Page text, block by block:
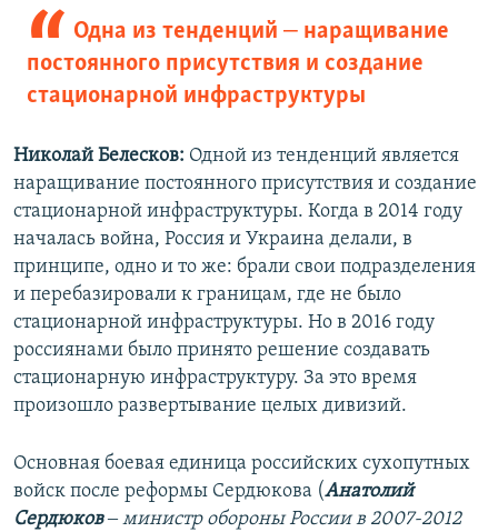
Одна из тенденций ‒ наращивание
постоянного присутствия и создание
стационарной инфраструктуры
Николай Белесков: Одной из тенденций является
наращивание постоянного присутствия и создание
стационарной инфраструктуры. Когда в 2014 году
началась война, Россия и Украина делали, в
принципе, одно и то же: брали свои подразделения
и перебазировали к границам, где не было
стационарной инфраструктуры. Но в 2016 году
россиянами было принято решение создавать
стационарную инфраструктуру. За это время
произошло развертывание целых дивизий.
Основная боевая единица российских сухопутных
войск после реформы Сердюкова (Анатолий
Сердюков‒ министр обороны России в 2007-2012